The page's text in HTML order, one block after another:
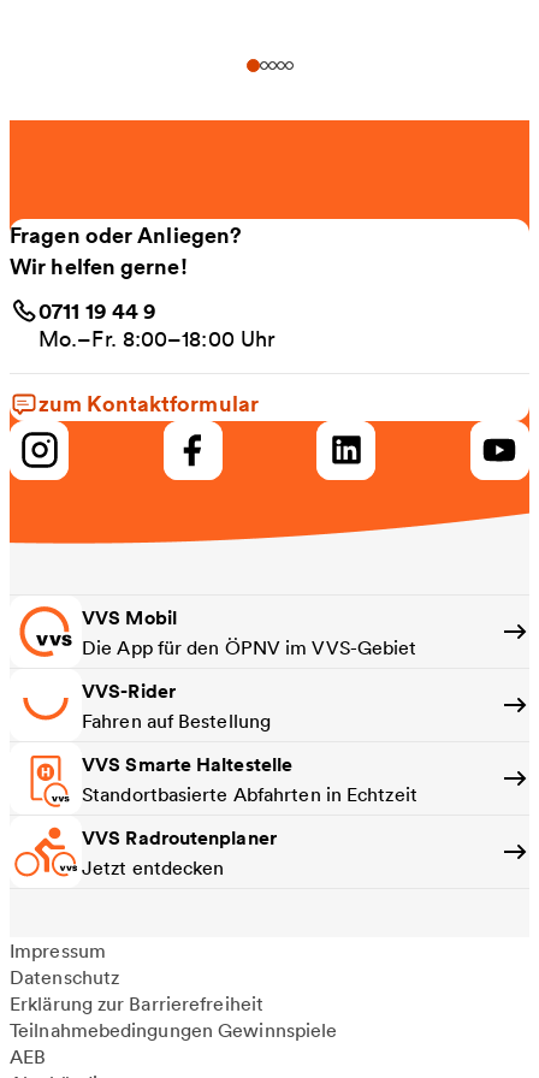
Fragen oder Anliegen?
Wir helfen gerne!
0711 19 44 9
Mo.–Fr. 8:00–18:00 Uhr
zum Kontaktformular
VVS Mobil
Die App für den ÖPNV im VVS-Gebiet
VVS-Rider
Fahren auf Bestellung
VVS Smarte Haltestelle
Standortbasierte Abfahrten in Echtzeit
VVS Radroutenplaner
Jetzt entdecken
Impressum
Datenschutz
Erklärung zur Barrierefreiheit
Teilnahmebedingungen Gewinnspiele
AEB